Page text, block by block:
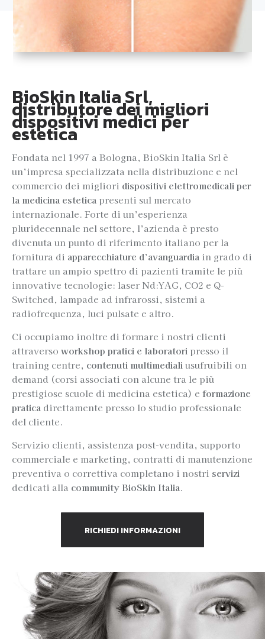
BioSkin Italia Srl,
distributore dei migliori
dispositivi medici per
estetica
Fondata nel 1997 a Bologna, BioSkin Italia Srl è
un’impresa specializzata nella distribuzione e nel
commercio dei migliori dispositivi elettromedicali per
la medicina estetica presenti sul mercato
internazionale. Forte di un’esperienza
pluridecennale nel settore, l’azienda è presto
divenuta un punto di riferimento italiano per la
fornitura di apparecchiature d’avanguardia in grado di
trattare un ampio spettro di pazienti tramite le più
innovative tecnologie: laser Nd:YAG, CO2 e Q-
Switched, lampade ad infrarossi, sistemi a
radiofrequenza, luci pulsate e altro.
Ci occupiamo inoltre di formare i nostri clienti
attraverso workshop pratici e laboratori presso il
training centre, contenuti multimediali usufruibili on
demand (corsi associati con alcune tra le più
prestigiose scuole di medicina estetica) e formazione
pratica direttamente presso lo studio professionale
del cliente.
Servizio clienti, assistenza post-vendita, supporto
commerciale e marketing, contratti di manutenzione
preventiva o correttiva completano i nostri servizi
dedicati alla community BioSkin Italia.
RICHIEDI INFORMAZIONI